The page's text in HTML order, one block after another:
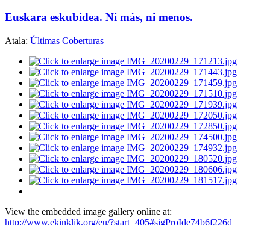
Euskara eskubidea. Ni más, ni menos.
Atala: Últimas Coberturas
View the embedded image gallery online at:
http://www.ekinklik.org/eu/?start=405#sigProIde74b6f226d